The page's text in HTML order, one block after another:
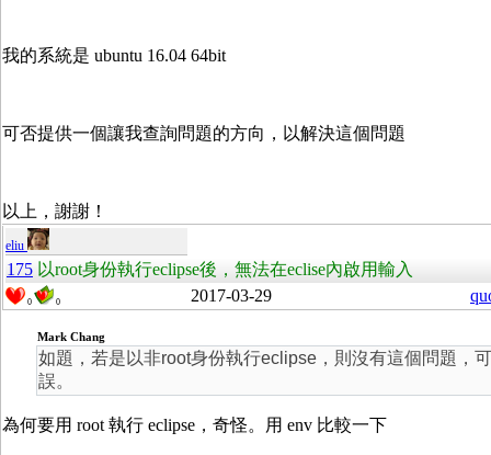
我的系統是 ubuntu 16.04 64bit
可否提供一個讓我查詢問題的方向，以解決這個問題
以上，謝謝！
eliu
175 以root身份執行eclipse後，無法在eclise內啟用輸入
0 0 2017-03-29
Mark Chang
如題，若是以非root身份執行eclipse，則沒有這個問題，
誤。
為何要用 root 執行 eclipse，奇怪。用 env 比較一下